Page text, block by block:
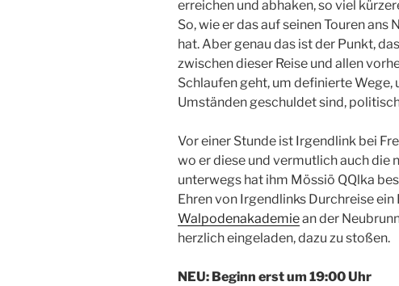
erreichen und abhaken, so viel
So, wie er das auf seinen Touren
hat. Aber genau das ist der Punkt,
zwischen dieser Reise und allen
Schlaufen geht, um definierte Wege,
Umständen geschuldet sind,
Vor einer Stunde ist Irgendlink bei
wo er diese und vermutlich auch die
unterwegs hat ihm Mössiö QQlka
Ehren von Irgendlinks Durchreise
Walpodenakademiean der
herzlich eingeladen, dazu zu stoßen.
NEU: Beginn erst um 19:00 Uhr